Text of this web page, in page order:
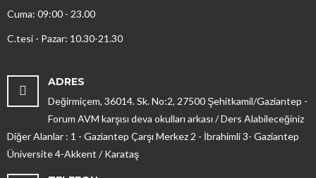
Cuma: 09:00 - 23.00
C.tesi - Pazar: 10.30-21.30
ADRES
Değirmiçem, 36014. Sk. No:2, 27500 Şehitkamil/Gaziantep -
Forum AVM karşısı deva okulları arkası / Ders Alabileceğiniz
Diğer Alanlar : 1 - Gaziantep Çarşı Merkez 2 - İbrahimli 3- Gaziantep
Üniversite 4-Akkent / Karataş